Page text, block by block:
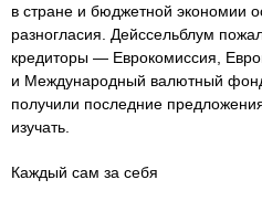
в стране и бюджетной экономии
разногласия. Дейссельблум
кредиторы — Еврокомиссия,
и Международный валютный
получили последние
изучать.
Каждый сам за себя